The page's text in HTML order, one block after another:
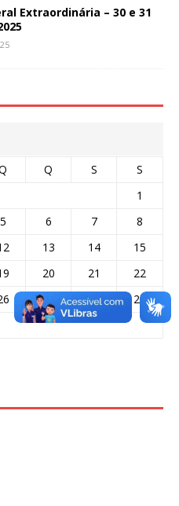
Extraordinária – 30 e 31
Q S
S
1
5 6 7
8
13 14
15
20 21
22
27 28
29